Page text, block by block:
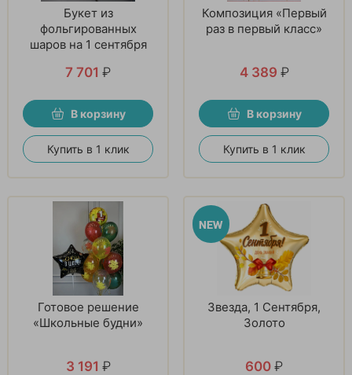
Букет из
фольгированных
шаров на 1 сентября
7 701 ₽
В корзину
Купить в 1 клик
Композиция «Первый
раз в первый класс»
4 389 ₽
В корзину
Купить в 1 клик
Готовое решение
«Школьные будни»
3 191 ₽
Звезда, 1 Сентября,
Золото
600 ₽